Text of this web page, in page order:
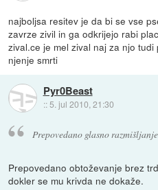
najboljsa resitev je da bi se vse
zavrze zivil in ga odkrijejo rabi
zival.ce je mel zival naj za njo
njenje smrti
Pyr0Beast
:: 5. jul 2010, 21:30
Prepovedano glasno
Prepovedano obtoževanje brez
dokler se mu krivda ne dokaže.